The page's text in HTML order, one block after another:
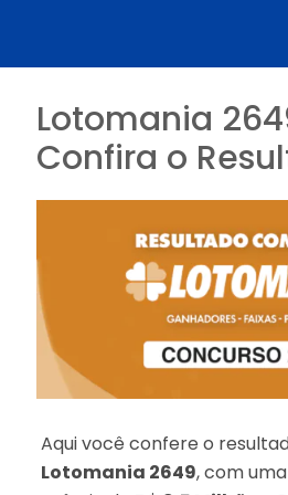
Lotomania
Confira o
Aqui você confere o
Lotomania 2649, com